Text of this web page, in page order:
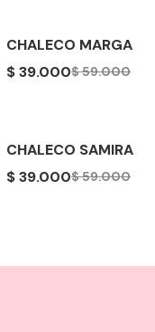
CHALECO MARGA
$ 39.000$ 59.000
CHALECO SAMIRA
$ 39.000$ 59.000